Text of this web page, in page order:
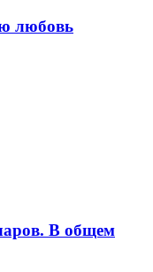
любовь
В общем